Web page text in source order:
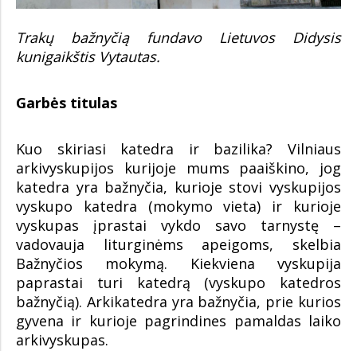
Trakų bažnyčią fundavo Lietuvos Didysis
kunigaikštis Vytautas.
Garbės titulas
Kuo skiriasi katedra ir bazilika? Vilniaus
arkivyskupijos kurijoje mums paaiškino, jog
katedra yra bažnyčia, kurioje stovi vyskupijos
vyskupo katedra (mokymo vieta) ir kurioje
vyskupas įprastai vykdo savo tarnystę –
vadovauja liturginėms apeigoms, skelbia
Bažnyčios mokymą. Kiekviena vyskupija
paprastai turi katedrą (vyskupo katedros
bažnyčią). Arkikatedra yra bažnyčia, prie kurios
gyvena ir kurioje pagrindines pamaldas laiko
arkivyskupas.